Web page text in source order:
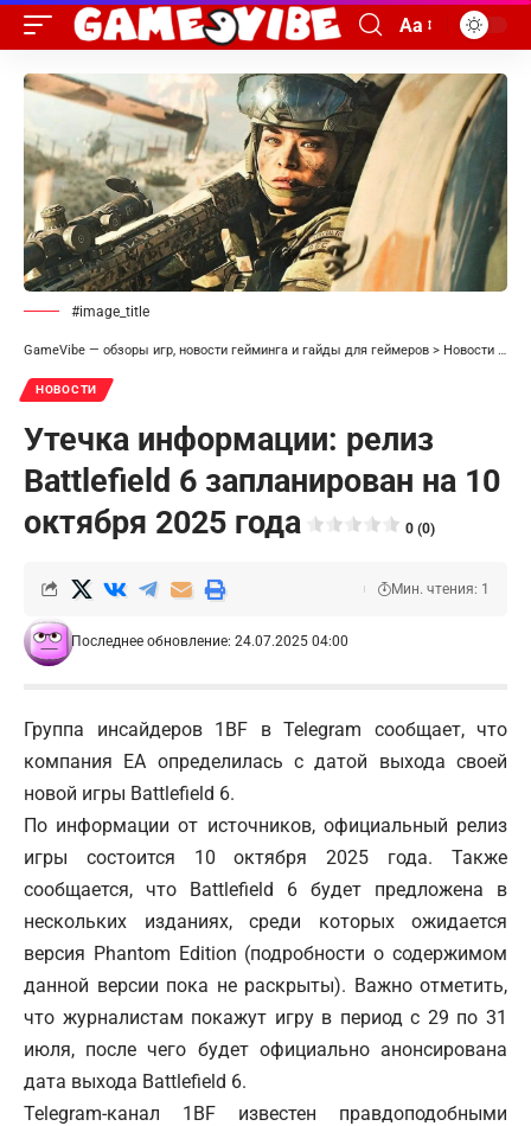
Aa
#image_title
GameVibe — обзоры игр, новости гейминга и гайды для геймеров > Новости
НОВОСТИ
Утечка информации: релиз
Battlefield 6 запланирован на 10
октября 2025 года
0 (0)
Последнее обновление: 24.07.2025 04:00
Мин. чтения: 1
Группа инсайдеров 1BF в Telegram сообщает, что
компания EA определилась с датой выхода своей
новой игры Battlefield 6.
По информации от источников, официальный релиз
игры состоится 10 октября 2025 года. Также
сообщается, что Battlefield 6 будет предложена в
нескольких изданиях, среди которых ожидается
версия Phantom Edition (подробности о содержимом
данной версии пока не раскрыты). Важно отметить,
что журналистам покажут игру в период с 29 по 31
июля, после чего будет официально анонсирована
дата выхода Battlefield 6.
Telegram-канал 1BF известен правдоподобными